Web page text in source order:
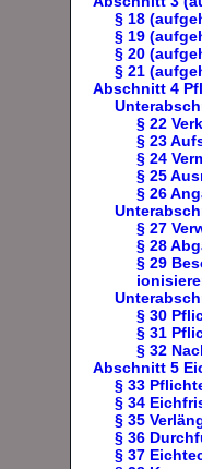
§ 18
§ 19
§ 20
§ 21
Abschnitt 4
§ 22
§ 23
§ 24
§ 25
§ 26
§ 27
§ 28
§ 29
§ 30
§ 31
§ 32
Abschnitt 5
§ 33
§ 34
§ 35
§ 36
§ 37